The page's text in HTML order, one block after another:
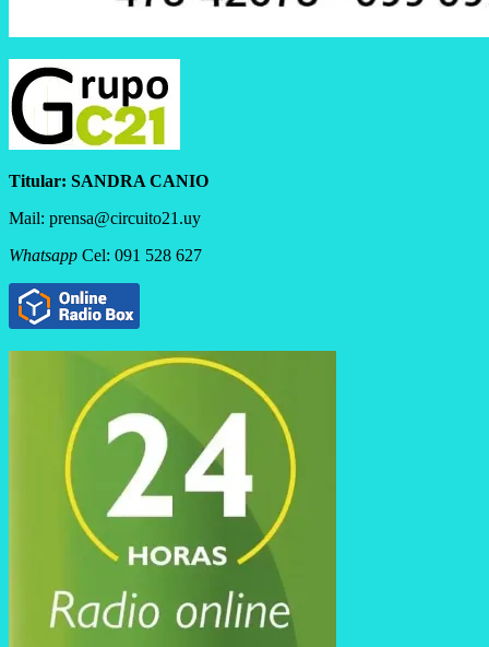
Titular: SANDRA CANIO
Mail: prensa@circuito21.uy
Whatsapp Cel: 091 528 627